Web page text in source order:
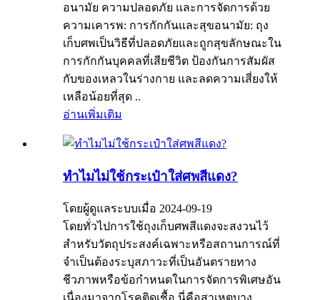
อนามัย ความปลอดภัย และการจัดการด้วย
ความเคารพ: การกักกันและสุขอนามัย: ถุง
เก็บศพเป็นวิธีที่ปลอดภัยและถูกสุขลักษณะใน
การกักกันบุคคลที่เสียชีวิต ป้องกันการสัมผัส
กับของเหลวในร่างกาย และลดความเสี่ยงให้
เหลือน้อยที่สุด ..
อ่านเพิ่มเติม
ทำไมไม่ใช้กระเป๋าใส่ศพสีแดง?
โดยผู้ดูแลระบบเมื่อ 2024-09-19
โดยทั่วไปการใช้ถุงเก็บศพสีแดงจะสงวนไว้
สำหรับวัตถุประสงค์เฉพาะหรือสถานการณ์ที่
จำเป็นต้องระบุสภาวะที่เป็นอันตรายทาง
ชีวภาพหรือข้อกำหนดในการจัดการพิเศษอัน